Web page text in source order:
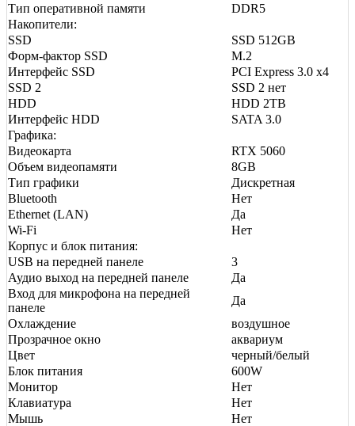
Тип оперативной памяти
DDR5
Накопители:
SSD
SSD 512GB
Форм-фактор SSD
M.2
Интерфейс SSD
PCI Express 3.0 x4
SSD 2
SSD 2 нет
HDD
HDD 2TB
Интерфейс HDD
SATA 3.0
Графика:
Видеокарта
RTX 5060
Объем видеопамяти
8GB
Тип графики
Дискретная
Bluetooth
Нет
Ethernet (LAN)
Да
Wi-Fi
Нет
Корпус и блок питания:
USB на передней панеле
3
Аудио выход на передней панеле
Да
Вход для микрофона на передней
панеле
Да
Охлаждение
воздушное
Прозрачное окно
аквариум
Цвет
черный/белый
Блок питания
600W
Монитор
Нет
Клавиатура
Нет
Мышь
Нет